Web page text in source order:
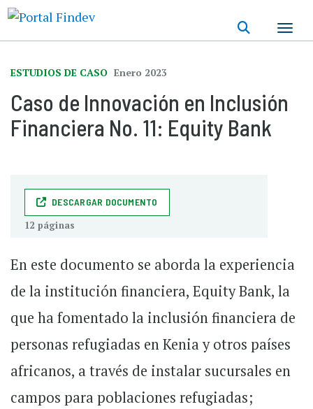
principal
ESTUDIOS DE CASO Enero 2023
Caso de Innovación en Inclusión
Financiera No. 11: Equity Bank
DESCARGAR DOCUMENTO
12 páginas
En este documento se aborda la experiencia
de la institución financiera, Equity Bank, la
que ha fomentado la inclusión financiera de
personas refugiadas en Kenia y otros países
africanos, a través de instalar sucursales en
campos para poblaciones refugiadas;